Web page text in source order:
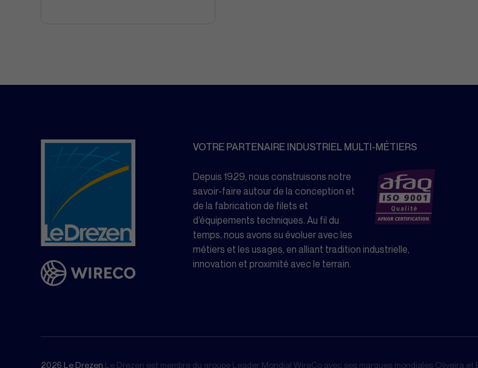
VOTRE PARTENAIRE INDUSTRIEL MULTI-MÉTIERS
Depuis 1929, nous construisons notre
savoir-faire autour de la conception et
de la fabrication de filets et
d’équipements techniques. Au fil du
temps, nous avons su évoluer avec les
métiers et les usages, en alliant tradition industrielle,
innovation et proximité avec le terrain.
2026 Le Drezen. Le Drezen est membre du groupe Leader Mondial WireCo avec ses marques mondiales Oliveira et